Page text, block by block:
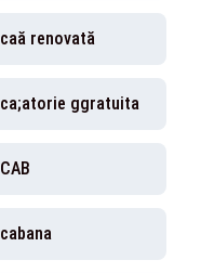
caă renovată
ca;atorie ggratuita
CAB
cabana